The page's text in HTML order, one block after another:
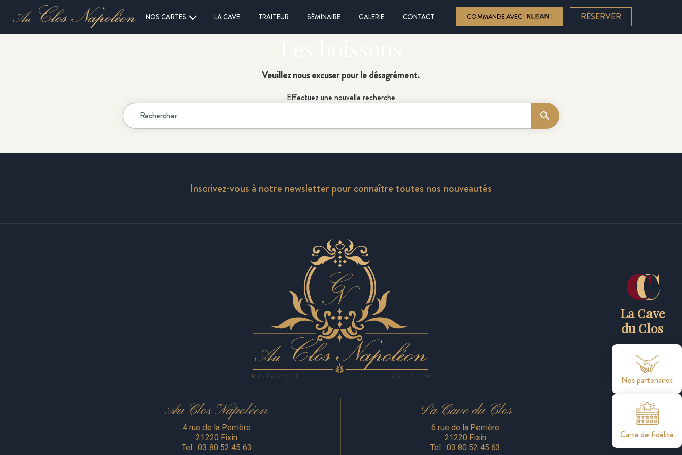
Abonnez-vous à notre newsletter
NOS CARTES LA CAVE TRAITEUR SÉMINAIRE GALERIE CONTACT COMMANDE AVEC RÉSERVER
Veuillez nous excuser pour le désagrément.
Effectuez une nouvelle recherche
Rechercher
La Cave
du Clos
Nos partenaires
Carte de fidélité
Inscrivez-vous à notre newsletter pour connaître toutes nos nouveautés
Au Clos Napoléon
4 rue de la Perrière
21220 Fixin
Tel : 03 80 52 45 63
La Cave du Clos
6 rue de la Perrière
21220 Fixin
Tel : 03 80 52 45 63